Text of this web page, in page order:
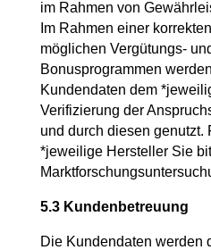
im Rahmen von
Im Rahmen einer
möglichen Vergütungs-
Bonusprogrammen
Kundendaten dem
Verifizierung der
und durch diesen genutzt.
*jeweilige Hersteller Sie
5.3 Kundenbetreuung
Die Kundendaten werden